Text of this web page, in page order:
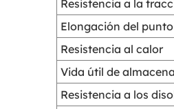
Resistencia a la
Elongación del
Resistencia al calor
Vida útil de
Resistencia a los